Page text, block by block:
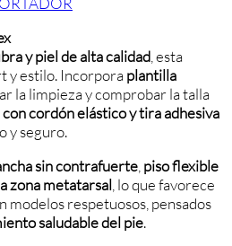
y piel de alta calidad , esta
y estilo. Incorporaplantilla
la limpieza y comprobar la talla
cordón elástico y tira adhesiva
y seguro.
sin contrafuerte piso flexible
zona metatarsal , lo que favorece
modelos respetuosos, pensados
saludable del pie.